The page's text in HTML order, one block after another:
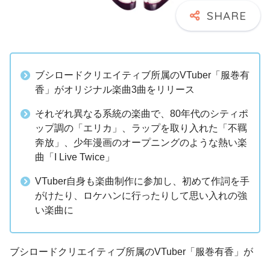
ブシロードクリエイティブ所属のVTuber「服巻有
香」がオリジナル楽曲3曲をリリース
それぞれ異なる系統の楽曲で、80年代のシティポ
ップ調の「エリカ」、ラップを取り入れた「不羈
奔放」、少年漫画のオープニングのような熱い楽
曲「I Live Twice」
VTuber自身も楽曲制作に参加し、初めて作詞を手
がけたり、ロケハンに行ったりして思い入れの強
い楽曲に
ブシロードクリエイティブ所属のVTuber「服巻有香」が